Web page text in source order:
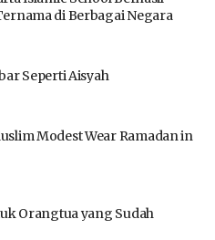
di Berbagai Negara
Seperti Aisyah
Modest Wear Ramadan in
Orangtua yang Sudah